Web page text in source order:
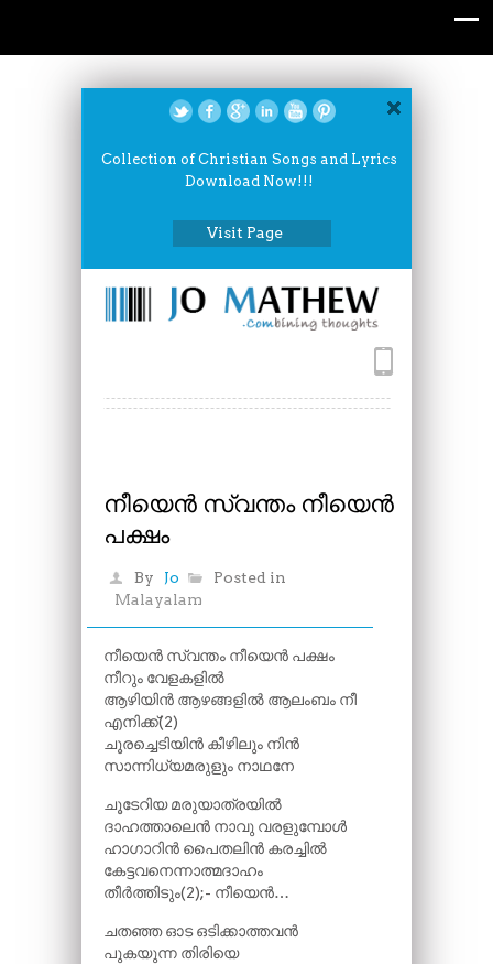
Collection of Christian Songs and Lyrics
Download Now!!!
Visit Page
നീയെൻ സ്വന്തം നീയെൻ
പക്ഷം
By Jo
Posted in
Malayalam
നീയെൻ സ്വന്തം നീയെൻ പക്ഷം
നീറും വേളകളിൽ
ആഴിയിൻ ആഴങ്ങളിൽ ആലംബം നീ
എനിക്ക്(2)
ചൂരച്ചെടിയിൻ കീഴിലും നിൻ
സാന്നിധ്യമരുളും നാഥനേ
ചൂടേറിയ മരുയാത്രയിൽ
ദാഹത്താലെൻ നാവു വരളുമ്പോൾ
ഹാഗാറിൻ പൈതലിൻ കരച്ചിൽ
കേട്ടവനെന്നാത്മദാഹം
തീർത്തിടും(2);- നീയെൻ…
ചതഞ്ഞ ഓട ഒടിക്കാത്തവൻ
പുകയുന്ന തിരിയെ